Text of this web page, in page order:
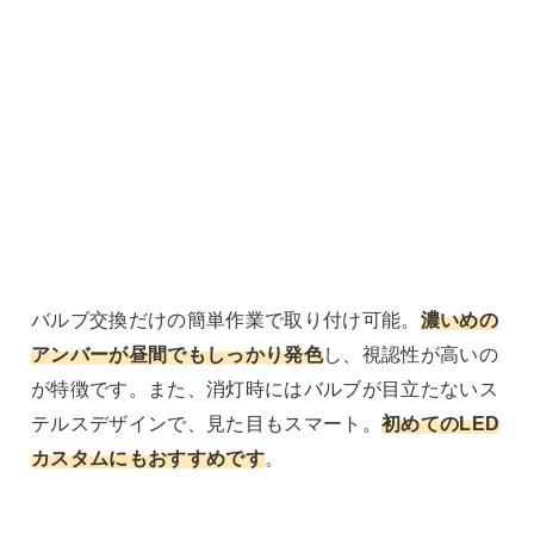
バルブ交換だけの簡単作業で取り付け可能。 濃いめの
アンバーが昼間でもしっかり発色し、視認性が高いの
が特徴です。また、消灯時にはバルブが目立たないス
テルスデザインで、見た目もスマート。 初めてのLED
カスタムにもおすすめです。